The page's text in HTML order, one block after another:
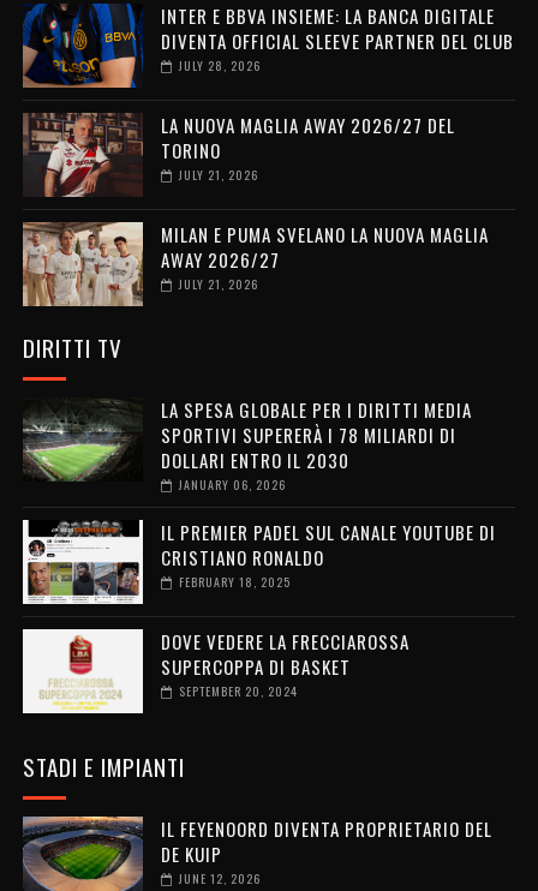
INTER E BBVA INSIEME: LA BANCA DIGITALE
DIVENTA OFFICIAL SLEEVE PARTNER DEL CLUB
JULY 28, 2026
LA NUOVA MAGLIA AWAY 2026/27 DEL
TORINO
JULY 21, 2026
MILAN E PUMA SVELANO LA NUOVA MAGLIA
AWAY 2026/27
JULY 21, 2026
DIRITTI TV
LA SPESA GLOBALE PER I DIRITTI MEDIA
SPORTIVI SUPERERÀ I 78 MILIARDI DI
DOLLARI ENTRO IL 2030
JANUARY 06, 2026
IL PREMIER PADEL SUL CANALE YOUTUBE DI
CRISTIANO RONALDO
FEBRUARY 18, 2025
DOVE VEDERE LA FRECCIAROSSA
SUPERCOPPA DI BASKET
SEPTEMBER 20, 2024
STADI E IMPIANTI
IL FEYENOORD DIVENTA PROPRIETARIO DEL
DE KUIP
JUNE 12, 2026